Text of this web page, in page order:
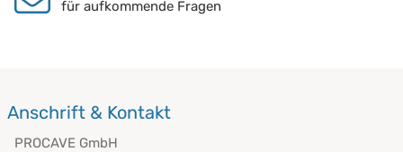
für aufkommende Fragen
Anschrift & Kontakt
PROCAVE GmbH